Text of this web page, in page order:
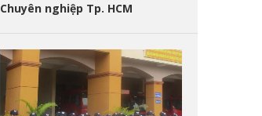
Chuyên nghiệp Tp. HCM